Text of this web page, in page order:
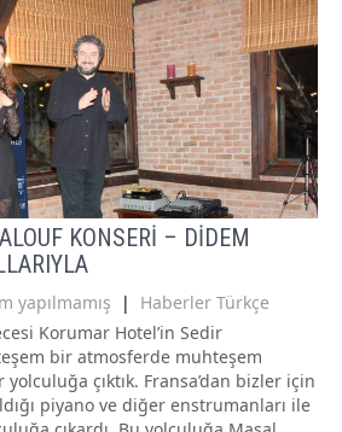
KONSERİ – DİDEM
yapılmamış | Haberler Türkçe
Korumar Hotel’in Sedir
bir atmosferde muhteşem
çıktık. Fransa’dan bizler için
piyano ve diğer enstrumanları ile